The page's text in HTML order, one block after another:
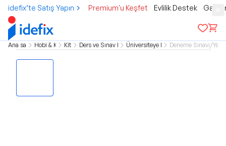
idefix’te Satış Yapın Premium'u Keşfet Evlilik Destek
Ana sayfa Hobi & KültürKitap Ders ve Sınav KitaplarıÜniversiteye HazırlıkDeneme Sınavı/